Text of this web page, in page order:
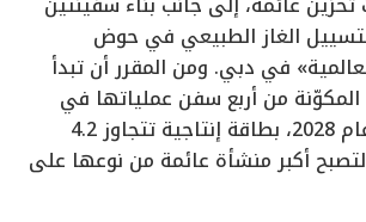
الغاز الطبيعي في حوض
في دبي. ومن المقرر أن تبدأ
المكوّنة من أربع سفن عملياتها في
النصف الثاني من عام 2028، بطاقة إنتاجية تتجاوز 4.2
أكبر منشأة عائمة من نوعها على